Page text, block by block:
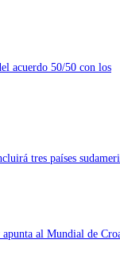
acuerdo 50/50 con los
tres países
al Mundial de